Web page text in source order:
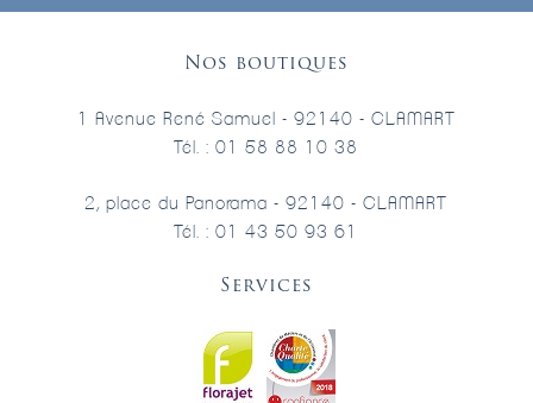
Nos boutiques
1 Avenue René Samuel - 92140 - CLAMART
Tél. : 01 58 88 10 38
2, place du Panorama - 92140 - CLAMART
Tél. : 01 43 50 93 61
Services